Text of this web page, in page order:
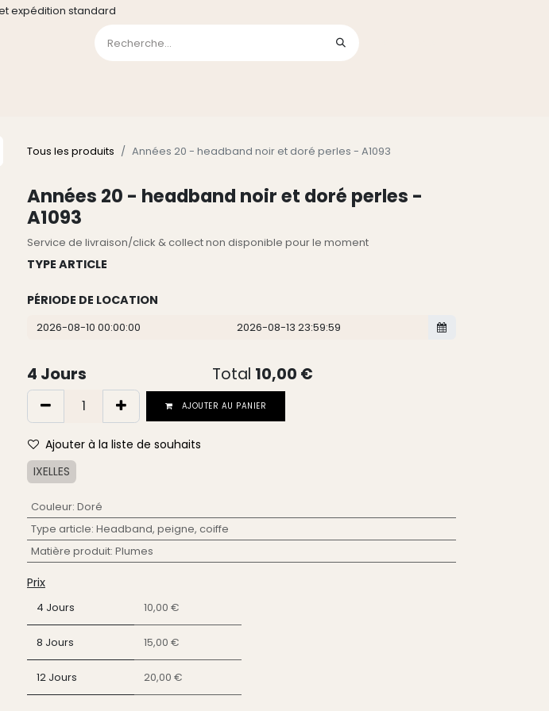
expédition standard
Tous les produits Années 20 - headband noir et doré perles - A1093
Années 20 - headband noir et doré perles -
A1093
Service de livraison/click & collect non disponible pour le moment
TYPE ARTICLE
PÉRIODE DE LOCATION
4 Jours Total 10,00 €
AJOUTER AU PANIER
Ajouter à la liste de souhaits
IXELLES
Couleur: Doré
Type article: Headband, peigne, coiffe
Matière produit: Plumes
Prix
4 Jours 10,00 €
8 Jours 15,00 €
12 Jours 20,00 €